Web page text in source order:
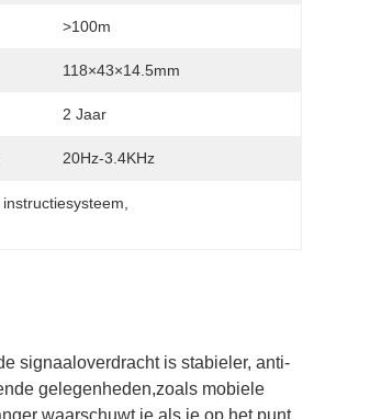
>100m
118×43×14.5mm
2 Jaar
20Hz-3.4KHz
signaaloverdracht is stabieler, anti-
gelegenheden,zoals mobiele
waarschuwt je als je op het punt